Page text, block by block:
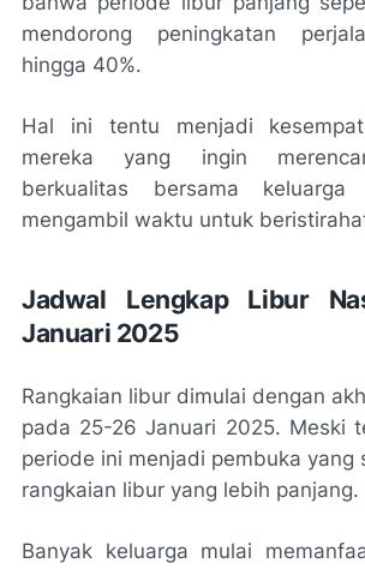
mendorong peningkatan
hingga 40%.
Hal ini tentu menjadi
mereka yang ingin
berkualitas bersama
mengambil waktu untuk
Jadwal Lengkap Libur
Januari 2025
Rangkaian libur dimulai dengan
pada 25-26 Januari 2025. Meski
periode ini menjadi pembuka yang
rangkaian libur yang lebih panjang.
Banyak keluarga mulai